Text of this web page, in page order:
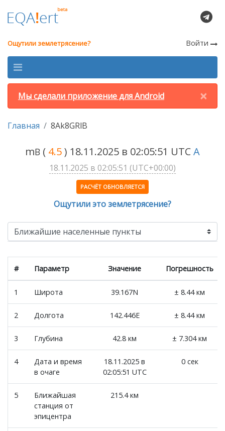
Ощутили землетрясение? Войти
×
Мы сделали приложение для Android
Главная 8Ak8GRlB
mB ( 4.5) 18.11.2025 в 02:05:51 UTCA
18.11.2025 в 02:05:51 (UTC+00:00)
РАСЧЁТ ОБНОВЛЯЕТСЯ
Ощутили это землетрясение?
# Параметр Значение Погрешность
1 Широта 39.167N ± 8.44 км
2 Долгота 142.446E ± 8.44 км
3 Глубина 42.8 км ± 7.304 км
4
Дата и время
в очаге
18.11.2025 в
02:05:51 UTC
0 сек
5
Ближайшая
станция от
эпицентра
215.4 км